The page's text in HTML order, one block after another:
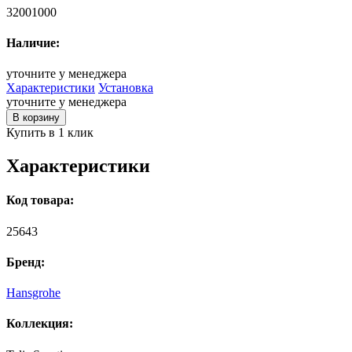
32001000
Наличие:
уточните у менеджера
Характеристики Установка
уточните у менеджера
В корзину
Купить в 1 клик
Характеристики
Код товара:
25643
Бренд:
Hansgrohe
Коллекция: